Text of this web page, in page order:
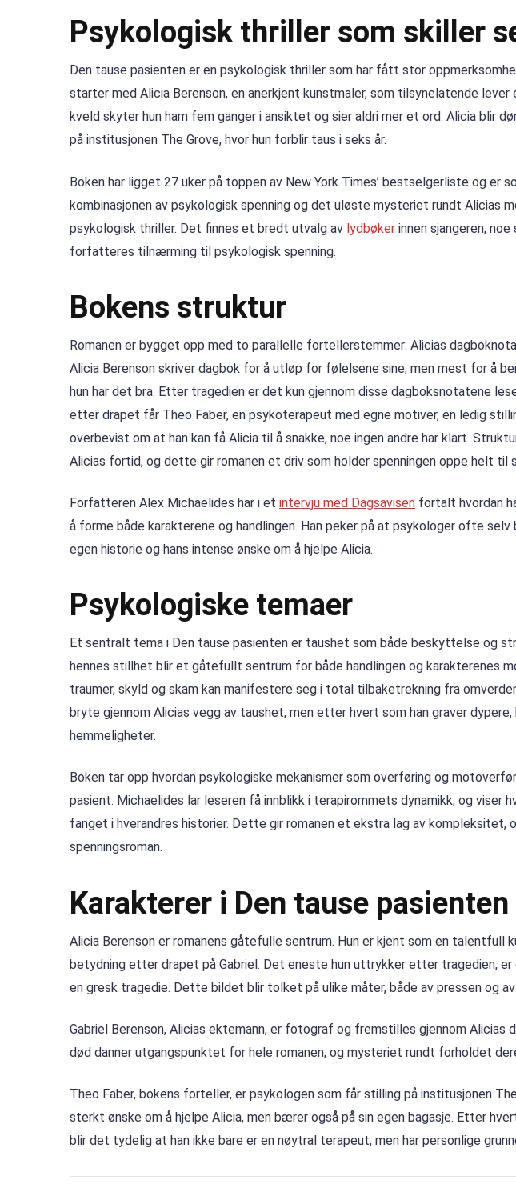
Psykologisk thriller som skiller
Den tause pasienten er en psykologisk thriller som har fått stor
starter med Alicia Berenson, en anerkjent kunstmaler, som tilsynelatende lever
kveld skyter hun ham fem ganger i ansiktet og sier aldri mer et ord. Alicia blir
på institusjonen The Grove, hvor hun forblir taus i seks år.
Boken har ligget 27 uker på toppen av New York Times’ bestselgerliste og er
kombinasjonen av psykologisk spenning og det uløste mysteriet rundt Alicias
psykologisk thriller. Det finnes et bredt utvalg av lydbøker innen sjangeren,
forfatteres tilnærming til psykologisk spenning.
Bokens struktur
Romanen er bygget opp med to parallelle fortellerstemmer: Alicias
Alicia Berenson skriver dagbok for å utløp for følelsene sine, men mest for å
hun har det bra. Etter tragedien er det kun gjennom disse dagboksnotatene
etter drapet får Theo Faber, en psykoterapeut med egne motiver, en ledig
overbevist om at han kan få Alicia til å snakke, noe ingen andre har klart.
Alicias fortid, og dette gir romanen et driv som holder spenningen oppe helt til
Forfatteren Alex Michaelides har i et intervju med Dagsavisen fortalt hvordan
å forme både karakterene og handlingen. Han peker på at psykologer ofte
egen historie og hans intense ønske om å hjelpe Alicia.
Psykologiske temaer
Et sentralt tema i Den tause pasienten er taushet som både beskyttelse og
hennes stillhet blir et gåtefullt sentrum for både handlingen og karakterenes
traumer, skyld og skam kan manifestere seg i total tilbaketrekning fra
bryte gjennom Alicias vegg av taushet, men etter hvert som han graver
hemmeligheter.
Boken tar opp hvordan psykologiske mekanismer som overføring og
pasient. Michaelides lar leseren få innblikk i terapirommets dynamikk, og viser
fanget i hverandres historier. Dette gir romanen et ekstra lag av kompleksitet,
spenningsroman.
Karakterer i Den tause pasienten
Alicia Berenson er romanens gåtefulle sentrum. Hun er kjent som en talentfull
betydning etter drapet på Gabriel. Det eneste hun uttrykker etter tragedien,
en gresk tragedie. Dette bildet blir tolket på ulike måter, både av pressen og
Gabriel Berenson, Alicias ektemann, er fotograf og fremstilles gjennom Alicias
død danner utgangspunktet for hele romanen, og mysteriet rundt forholdet
Theo Faber, bokens forteller, er psykologen som får stilling på institusjonen
sterkt ønske om å hjelpe Alicia, men bærer også på sin egen bagasje. Etter
blir det tydelig at han ikke bare er en nøytral terapeut, men har personlige